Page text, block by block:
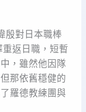
殷對日本職棒
返日職，短暫
，雖然他因隊
那依舊穩健的
羅德教練團與